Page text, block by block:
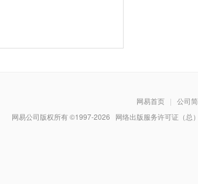
网易首页 | 公司
网易公司版权所有 ©1997-2026 网络出版服务许可证（总